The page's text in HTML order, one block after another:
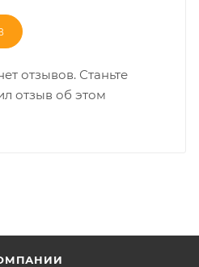
отзывов. Станьте
отзыв об этом